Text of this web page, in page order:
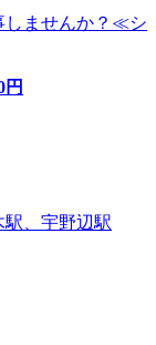
しませんか？≪シ
円
、宇野辺駅